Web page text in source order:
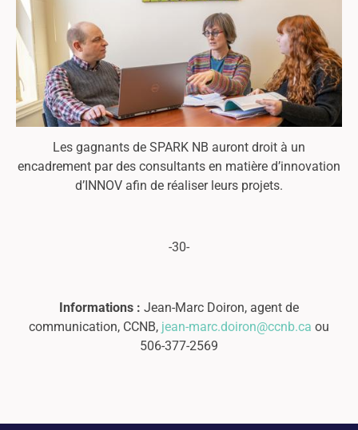
Les gagnants de SPARK NB auront droit à un
encadrement par des consultants en matière d’innovation
d’INNOV afin de réaliser leurs projets.
-30-
Informations : Jean-Marc Doiron, agent de
communication, CCNB, jean-marc.doiron@ccnb.ca ou
506-377-2569